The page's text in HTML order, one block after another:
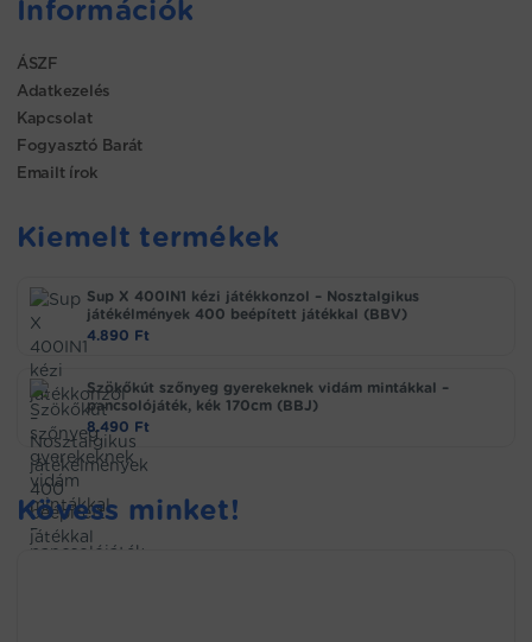
Információk
ÁSZF
Adatkezelés
Kapcsolat
Fogyasztó Barát
Emailt írok
Kiemelt termékek
Sup X 400IN1 kézi játékkonzol – Nosztalgikus
játékélmények 400 beépített játékkal (BBV)
4.890 Ft
Szökőkút szőnyeg gyerekeknek vidám mintákkal –
pancsolójáték, kék 170cm (BBJ)
8.490 Ft
Kövess minket!